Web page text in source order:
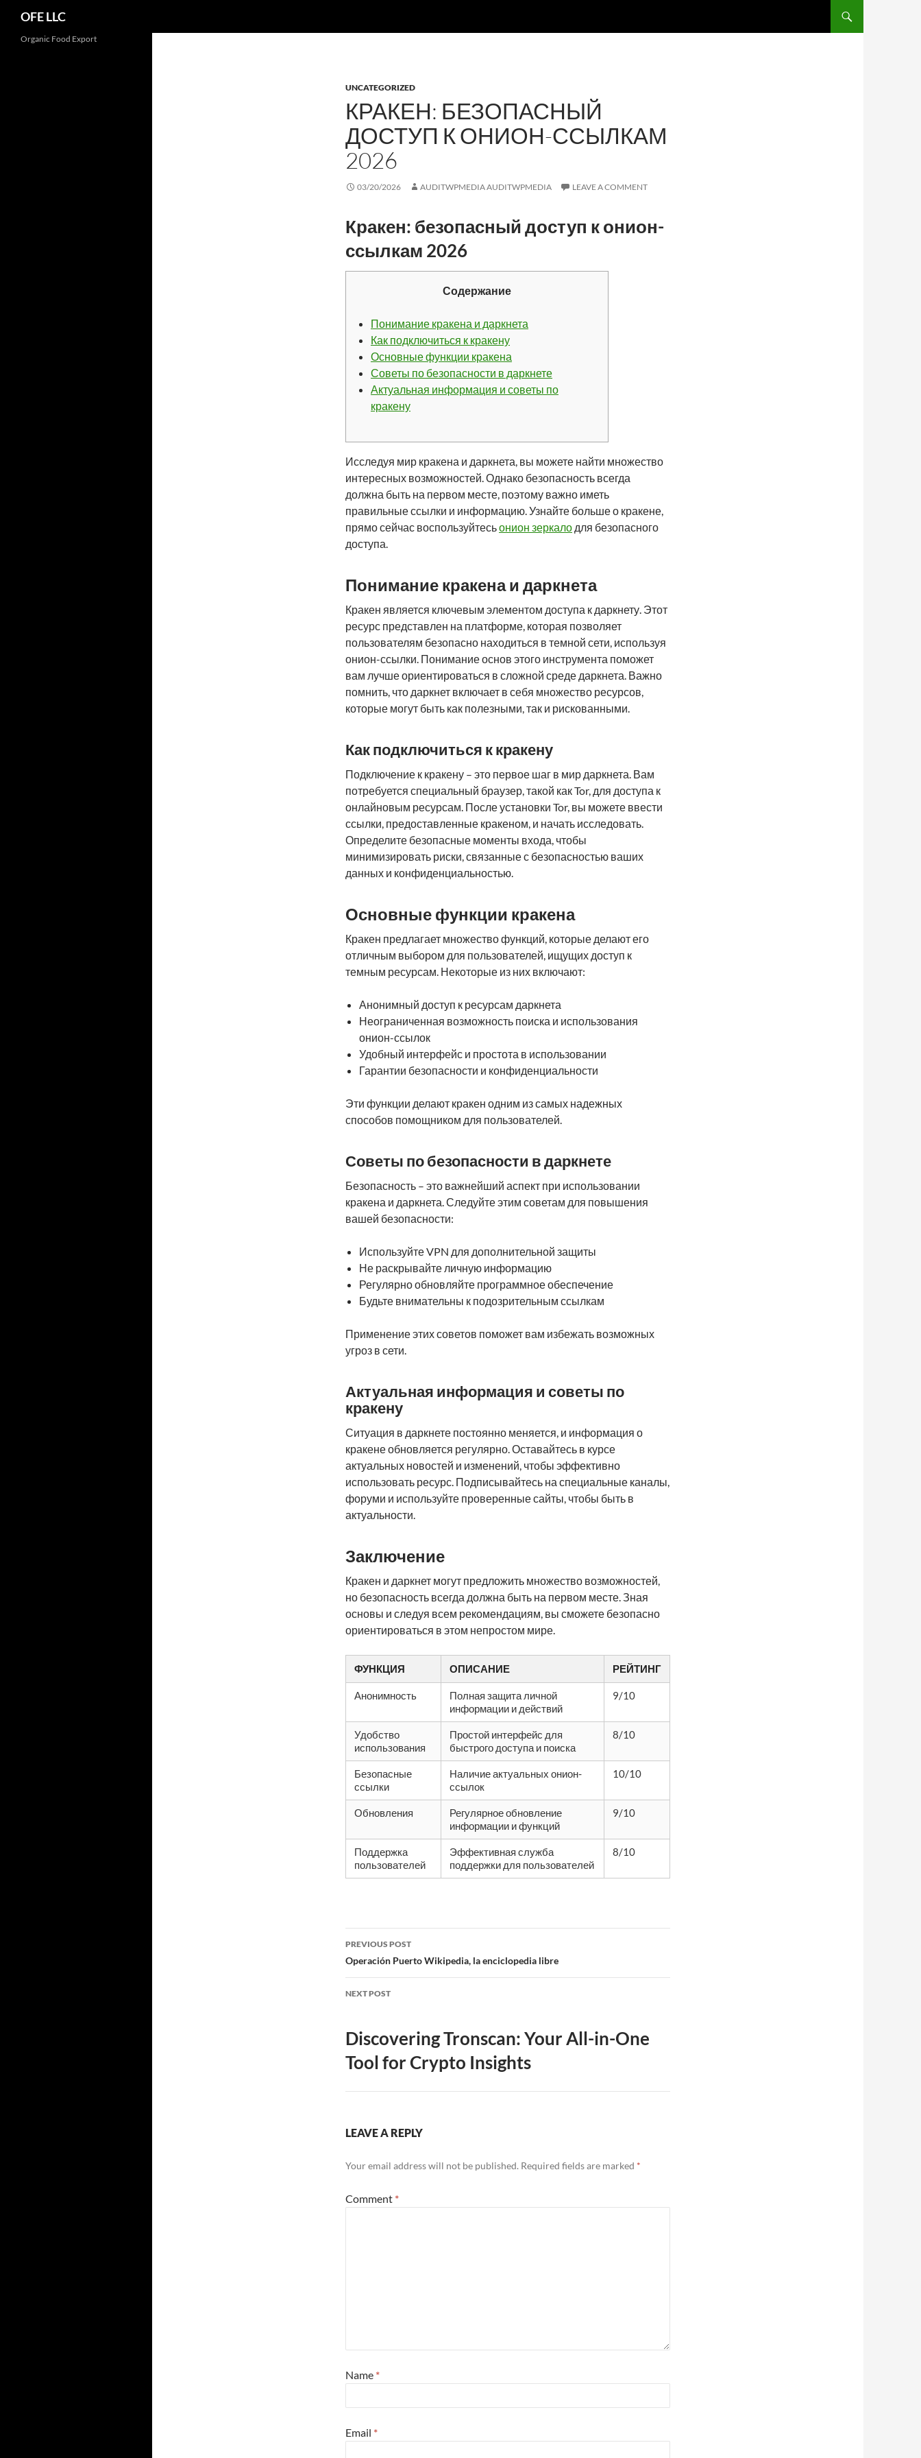
OFE LLC
UNCATEGORIZED
КРАКЕН: БЕЗОПАСНЫЙ
ДОСТУП К ОНИОН-ССЫЛКАМ
2026
03/20/2026 AUDITWPMEDIA AUDITWPMEDIA LEAVE A COMMENT
Кракен: безопасный доступ к онион-
ссылкам 2026
Содержание
Понимание кракена и даркнета
Как подключиться к кракену
Основные функции кракена
Советы по безопасности в даркнете
Актуальная информация и советы по
кракену
Исследуя мир кракена и даркнета, вы можете найти множество
интересных возможностей. Однако безопасность всегда
должна быть на первом месте, поэтому важно иметь
правильные ссылки и информацию. Узнайте больше о кракене,
прямо сейчас воспользуйтесьонион зеркало для безопасного
доступа.
Понимание кракена и даркнета
Кракен является ключевым элементом доступа к даркнету. Этот
ресурс представлен на платформе, которая позволяет
пользователям безопасно находиться в темной сети, используя
онион-ссылки. Понимание основ этого инструмента поможет
вам лучше ориентироваться в сложной среде даркнета. Важно
помнить, что даркнет включает в себя множество ресурсов,
которые могут быть как полезными, так и рискованными.
Как подключиться к кракену
Подключение к кракену – это первое шаг в мир даркнета. Вам
потребуется специальный браузер, такой как Tor, для доступа к
онлайновым ресурсам. После установки Tor, вы можете ввести
ссылки, предоставленные кракеном, и начать исследовать.
Определите безопасные моменты входа, чтобы
минимизировать риски, связанные с безопасностью ваших
данных и конфиденциальностью.
Основные функции кракена
Кракен предлагает множество функций, которые делают его
отличным выбором для пользователей, ищущих доступ к
темным ресурсам. Некоторые из них включают:
Анонимный доступ к ресурсам даркнета
Неограниченная возможность поиска и использования
онион-ссылок
Удобный интерфейс и простота в использовании
Гарантии безопасности и конфиденциальности
Эти функции делают кракен одним из самых надежных
способов помощником для пользователей.
Советы по безопасности в даркнете
Безопасность – это важнейший аспект при использовании
кракена и даркнета. Следуйте этим советам для повышения
вашей безопасности:
Используйте VPN для дополнительной защиты
Не раскрывайте личную информацию
Регулярно обновляйте программное обеспечение
Будьте внимательны к подозрительным ссылкам
Применение этих советов поможет вам избежать возможных
угроз в сети.
Актуальная информация и советы по
кракену
Ситуация в даркнете постоянно меняется, и информация о
кракене обновляется регулярно. Оставайтесь в курсе
актуальных новостей и изменений, чтобы эффективно
использовать ресурс. Подписывайтесь на специальные каналы,
форуми и используйте проверенные сайты, чтобы быть в
актуальности.
Заключение
Кракен и даркнет могут предложить множество возможностей,
но безопасность всегда должна быть на первом месте. Зная
основы и следуя всем рекомендациям, вы сможете безопасно
ориентироваться в этом непростом мире.
ФУНКЦИЯ ОПИСАНИЕ РЕЙТИНГ
Анонимность
Полная защита личной
информации и действий
9/10
Удобство
использования
Простой интерфейс для
быстрого доступа и поиска
8/10
Безопасные
ссылки
Наличие актуальных онион-
ссылок
10/10
Обновления
Регулярное обновление
информации и функций
9/10
Поддержка
пользователей
Эффективная служба
поддержки для пользователей
8/10
Post
navigation
PREVIOUS POST
Operación Puerto Wikipedia, la enciclopedia libre
NEXT POST
Discovering Tronscan: Your All-in-One
Tool for Crypto Insights
LEAVE A REPLY
Your email address will not be published. Required fields are marked *
Comment *
Name *
Email *
Organic Food Export